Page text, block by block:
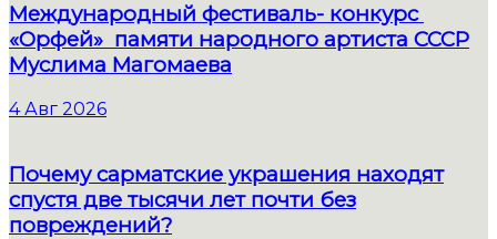
Международный фестиваль- конкурс
«Орфей» памяти народного артиста СССР
Муслима Магомаева
4 Авг 2026
Почему сарматские украшения находят
спустя две тысячи лет почти без
повреждений?